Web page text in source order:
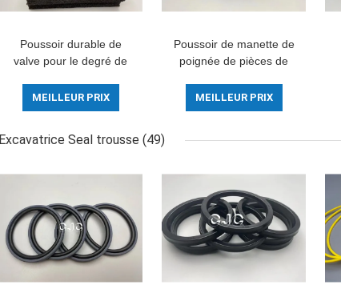
Poussoir durable de
valve pour le degré de
d'excavatrice
MEILLEUR PRIX
Poussoir de manette de
poignée de pièces de
d'excavatrice pour
EX160-1 EX200-1
MEILLEUR PRIX
Excavatrice Seal trousse (49)